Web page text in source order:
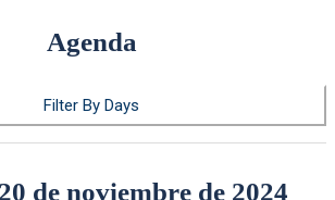
Agenda
Filter By Days
de noviembre de 2024